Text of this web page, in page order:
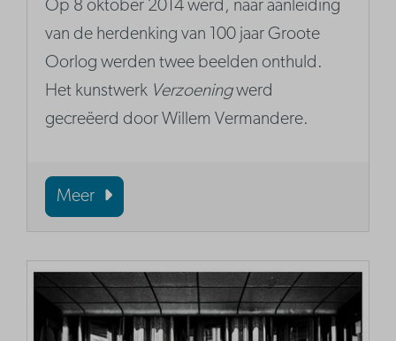
Op 8 oktober 2014 werd, naar aanleiding
van de herdenking van 100 jaar Groote
Oorlog werden twee beelden onthuld.
Het kunstwerk Verzoeningwerd
gecreëerd door Willem Vermandere.
Meer